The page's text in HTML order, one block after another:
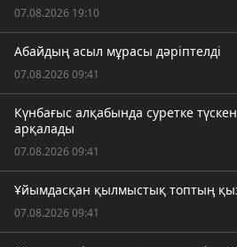
07.08.2026 19:10
Абайдың асыл мұрасы дәріптелді
07.08.2026 09:41
Күнбағыс алқабында суретке
арқалады
07.08.2026 09:41
Ұйымдасқан қылмыстық топтың
07.08.2026 09:41